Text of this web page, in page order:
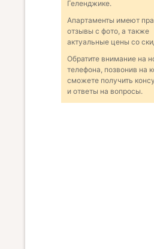
Геленджике.
Апартаменты имеют
отзывы с фото, а также
актуальные цены со
Обратите внимание на
телефона, позвонив на
сможете получить
и ответы на вопросы.